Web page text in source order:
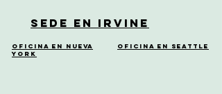
Sede en Irvine
Oficina en Nueva
York
Oficina en Seattle